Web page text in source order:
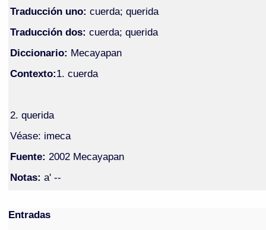
Traducción uno: cuerda; querida
Traducción dos: cuerda; querida
Diccionario: Mecayapan
Contexto:1. cuerda
2. querida
Véase: imeca
Fuente: 2002 Mecayapan
Notas: a' --
Entradas